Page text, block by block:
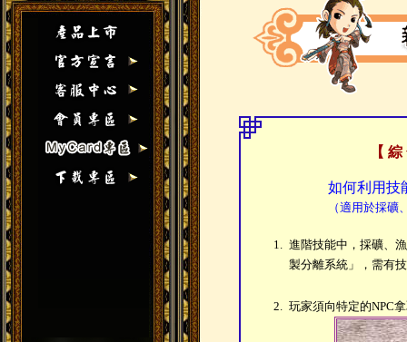
【
如何利用技
（適用於採礦
1. 進階技能中，採礦、
製分離系統」，需有
2. 玩家須向特定的NPC